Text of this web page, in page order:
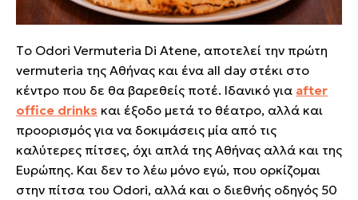
Τo Odori Vermuteria Di Atene, αποτελεί την πρώτη
vermuteria της Αθήνας και ένα all day στέκι στο
κέντρο που δε θα βαρεθείς ποτέ. Ιδανικό για after
office drinks και έξοδο μετά το θέατρο, αλλά και
προορισμός για να δοκιμάσεις μία από τις
καλύτερες πίτσες, όχι απλά της Αθήνας αλλά και της
Ευρώπης. Και δεν το λέω μόνο εγώ, που ορκίζομαι
στην πίτσα του Odori, αλλά και ο διεθνής οδηγός 50